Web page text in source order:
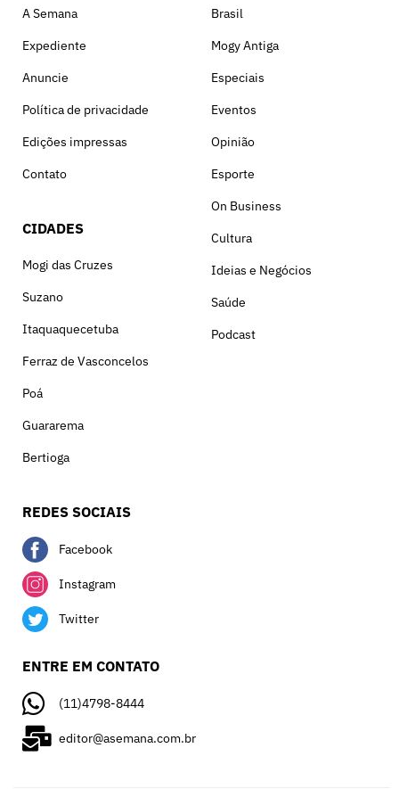
A Semana
Expediente
Anuncie
Política de privacidade
Edições impressas
Contato
CIDADES
Mogi das Cruzes
Suzano
Itaquaquecetuba
Ferraz de Vasconcelos
Poá
Guararema
Bertioga
Brasil
Mogy Antiga
Especiais
Eventos
Opinião
Esporte
On Business
Cultura
Ideias e Negócios
Saúde
Podcast
REDES SOCIAIS
Facebook
Instagram
Twitter
ENTRE EM CONTATO
(11)4798-8444
editor@asemana.com.br